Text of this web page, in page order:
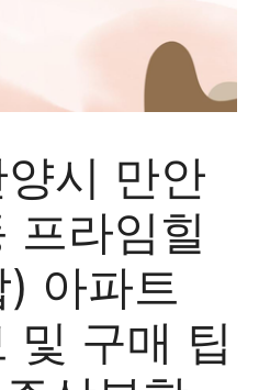
시 만안
프라임힐
아파트
및 구매 팁